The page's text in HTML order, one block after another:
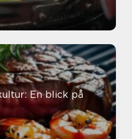
En blick på